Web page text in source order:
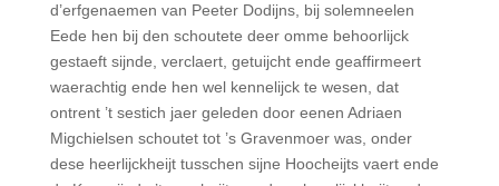
d’erfgenaemen van Peeter Dodijns, bij solemneelen
Eede hen bij den schoutete deer omme behoorlijck
gestaeft sijnde, verclaert, getuijcht ende geaffirmeert
waerachtig ende hen wel kennelijck te wesen, dat
ontrent ’t sestich jaer geleden door eenen Adriaen
Migchielsen schoutet tot ’s Gravenmoer was, onder
dese heerlijckheijt tusschen sijne Hoocheijts vaert ende